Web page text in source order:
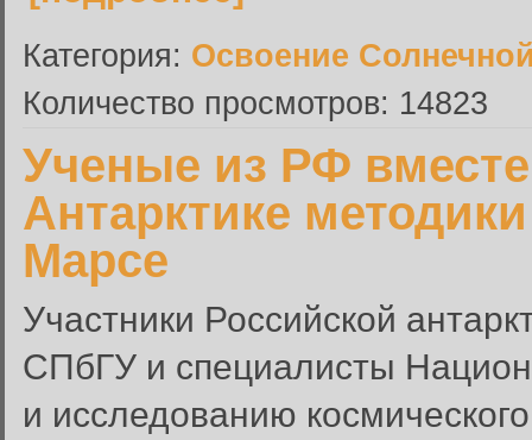
Категория: Освоение
Количество просмотров: 14823
Ученые из РФ
Антарктике
Марсе
Участники Российской
СПбГУ и специалисты
и исследованию